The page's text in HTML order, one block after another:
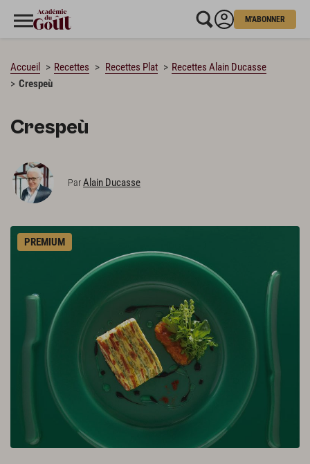
M'ABONNER
Accueil Recettes Recettes Plat
Recettes Alain Ducasse
Crespeù
Crespeù
ParAlain Ducasse
PREMIUM
CHARGEMENT…